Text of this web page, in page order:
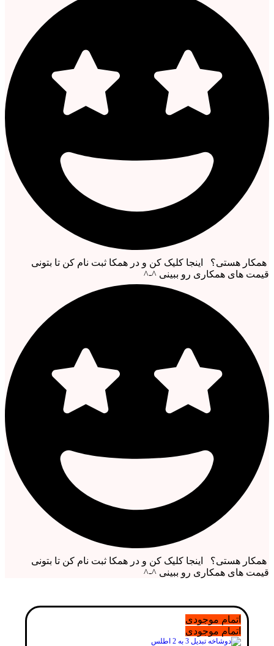
همکار هستی؟ اینجا کلیک کن و در همکا ثبت نام کن تا بتونی
قیمت های همکاری رو ببینی ^-^
همکار هستی؟ اینجا کلیک کن و در همکا ثبت نام کن تا بتونی
قیمت های همکاری رو ببینی ^-^
اتمام موجودی
اتمام موجودی